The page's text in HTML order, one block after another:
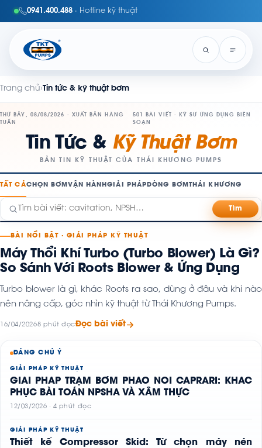
0941.400.488 · Hotline kỹ thuật
Trang chủ› Tin tức & kỹ thuật bơm
THỨ BẢY, 08/08/2026 · XUẤT BẢN HÀNG
TUẦN
501 BÀI VIẾT · KỸ SƯ ỨNG DỤNG BIÊN
SOẠN
Tin Tức & Kỹ Thuật Bơm
BẢN TIN KỸ THUẬT CỦA THÁI KHƯƠNG PUMPS
TẤT CẢCHỌN BƠMVẬN HÀNHGIẢI PHÁP DÒNG BƠM THÁI KHƯƠNG
Tìm
BÀI NỔI BẬT · GIẢI PHÁP KỸ THUẬT
Máy Thổi Khí Turbo (Turbo Blower) Là Gì?
So Sánh Với Roots Blower & Ứng Dụng
Turbo blower là gì, khác Roots ra sao, dùng ở đâu và khi nào
nên nâng cấp, góc nhìn kỹ thuật từ Thái Khương Pumps.
16/04/20268 phút đọcĐọc bài viết
ĐÁNG CHÚ Ý
GIẢI PHÁP KỸ THUẬT
GIẢI PHÁP TRẠM BƠM PHAO NỔI CAPRARI: KHẮC
PHỤC BÀI TOÁN NPSHA VÀ XÂM THỰC
12/03/2026 · 4 phút đọc
GIẢI PHÁP KỸ THUẬT
Thiết kế Compressor Skid: Từ chọn máy nén